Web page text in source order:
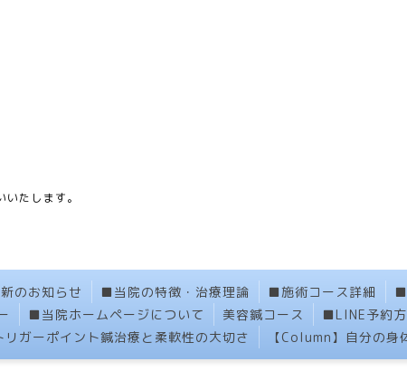
たします。
のお知らせ ■当院の特徴・治療理論 ■施術コース詳細
■
■当院ホームページについて 美容鍼コース
■LINE予約
ガーポイント鍼治療と柔軟性の大切さ 【Column】自分の身